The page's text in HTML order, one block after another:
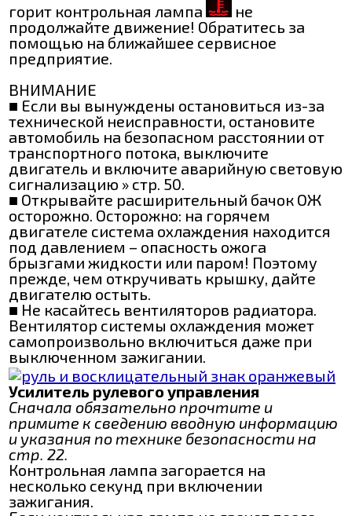
горит контрольная лампа
не
продолжайте движение! Обратитесь за
помощью на ближайшее сервисное
предприятие.
ВНИМАНИЕ
■ Если вы вынуждены остановиться из-за
технической неисправности, остановите
автомобиль на безопасном расстоянии от
транспортного потока, выключите
двигатель и включите аварийную световую
сигнализацию » стр. 50.
■ Открывайте расширительный бачок ОЖ
осторожно. Осторожно: на горячем
двигателе система охлаждения находится
под давлением – опасность ожога
брызгами жидкости или паром! Поэтому
прежде, чем откручивать крышку, дайте
двигателю остыть.
■ Не касайтесь вентиляторов радиатора.
Вентилятор системы охлаждения может
самопроизвольно включиться даже при
выключенном зажигании.
Усилитель рулевого управления
Сначала обязательно прочтите и
примите к сведению вводную информацию
и указания по технике безопасности на
стр. 22.
Контрольная лампа загорается на
несколько секунд при включении
зажигания.